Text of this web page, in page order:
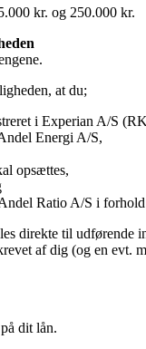
kr. og 250.000 kr.
kreditmuligheden,
i Experian A/S
Energi A/S,
opsættes,
Ratio A/S i
direkte til udførende
af dig (og en evt.
dit lån.